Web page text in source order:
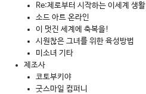
Re:제로부터 시작하는 이세계 생활
소드 아트 온라인
이 멋진 세계에 축복을!
시원찮은 그녀를 위한 육성방법
미소녀 기타
제조사
코토부키야
굿스마일 컴퍼니